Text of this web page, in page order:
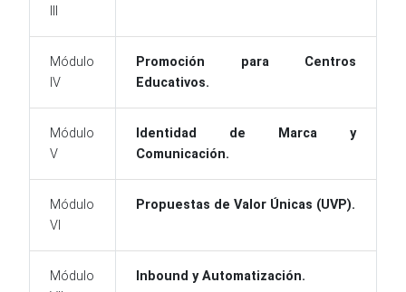
Módulo
IV
Promoción para Centros
Educativos.
Módulo
V
Identidad de Marca y
Comunicación.
Módulo
VI
Propuestas de Valor Únicas (UVP).
Módulo
Inbound y Automatización.